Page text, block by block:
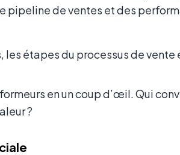
pipeline de ventes et des
les étapes du processus de vente
en un coup d’œil. Qui
?